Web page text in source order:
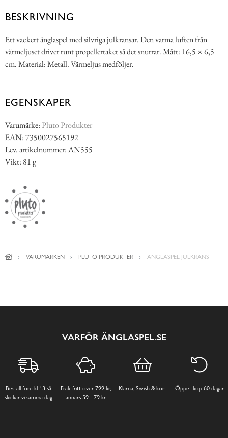
BESKRIVNING
Ett vackert änglaspel med silvriga julkransar. Den varma luften från
värmeljuset driver runt propellertaket så det snurrar. Mått: 16,5 × 6,5
cm. Material: Metall. Värmeljus medföljer.
EGENSKAPER
Varumärke: Pluto Produkter
EAN: 7350027565192
Lev. artikelnummer: AN555
Vikt: 81 g
VARUMÄRKEN PLUTO PRODUKTER ÄNGLASPEL JULKRANS
VARFÖR ÄNGLASPEL.SE
Beställ före kl 13 så
skickar vi samma dag
Fraktfritt över 799 kr,
annars 59 - 79 kr
Klarna, Swish & kort Öppet köp 60 dagar